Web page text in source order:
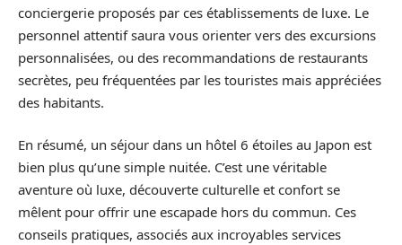
conciergerie proposés par ces établissements de luxe. Le
personnel attentif saura vous orienter vers des excursions
personnalisées, ou des recommandations de restaurants
secrètes, peu fréquentées par les touristes mais appréciées
des habitants.
En résumé, un séjour dans un hôtel 6 étoiles au Japon est
bien plus qu’une simple nuitée. C’est une véritable
aventure où luxe, découverte culturelle et confort se
mêlent pour offrir une escapade hors du commun. Ces
conseils pratiques, associés aux incroyables services